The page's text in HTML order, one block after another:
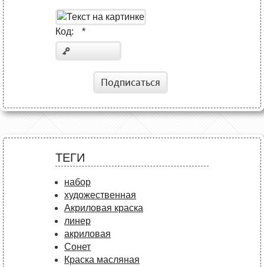
Код: *
Подписаться
ТЕГИ
набор
художественная
Акриловая краска
линер
акриловая
Сонет
Краска масляная